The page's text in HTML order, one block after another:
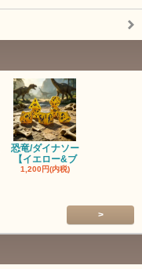
恐竜/ダイナソー
【イエロー&ブ
1,200円(内税)
>